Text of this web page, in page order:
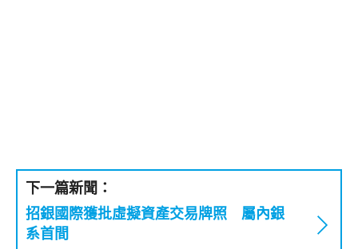
下一篇新聞：
招銀國際獲批虛擬資產交易牌照 屬內銀
系首間